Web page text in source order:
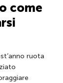
come
ruota